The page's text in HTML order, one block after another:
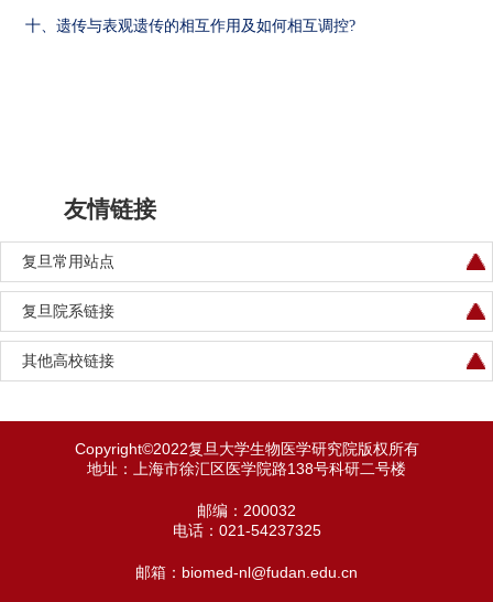
十、遗传与表观遗传的相互作用及如何相互调控?
友情链接
复旦常用站点
复旦院系链接
其他高校链接
Copyright©2022复旦大学生物医学研究院版权所有
地址：上海市徐汇区医学院路138号科研二号楼
邮编：200032
电话：021-54237325
邮箱： biomed-nl@fudan.edu.cn